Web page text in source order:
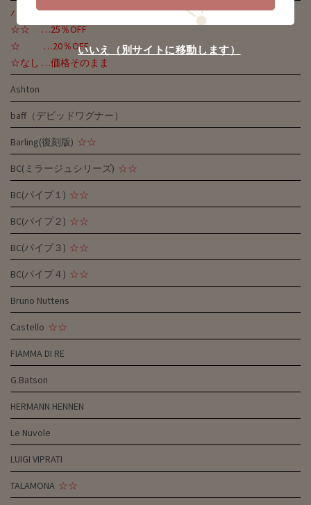
パイプ友の会 会員様割引率
☆☆ …25％OFF
☆ …20％OFF
☆なし …価格そのまま
Ashton
baff（デビッドワグナー）
Barling(復刻版) ☆☆
BC(ミラージュシリーズ) ☆☆
BC(パイプ１) ☆☆
BC(パイプ２) ☆☆
BC(パイプ３) ☆☆
BC(パイプ４) ☆☆
Bruno Nuttens
Castello ☆☆
FIAMMA DI RE
G.Batson
HERMANN HENNEN
Le Nuvole
LUIGI VIPRATI
TALAMONA ☆☆
いいえ（別サイトに移動します）